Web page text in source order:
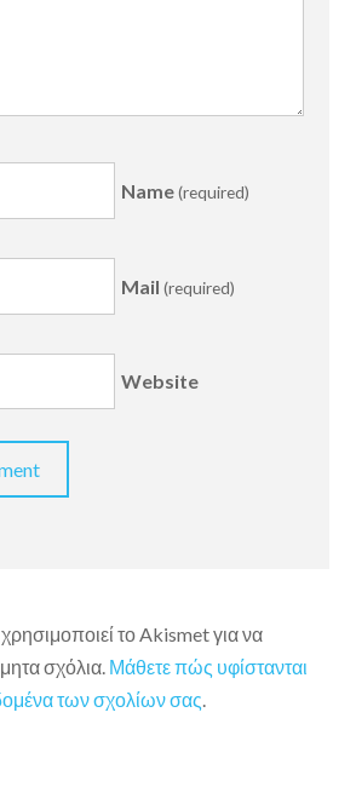
Name(required)
Mail (required)
Website
το Akismet για να
σχόλια. Μάθετε πώς υφίστανται
των σχολίων σας.